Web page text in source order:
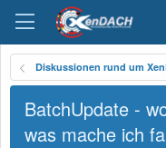
Diskussionen rund um
BatchUpdate -
was mache ich